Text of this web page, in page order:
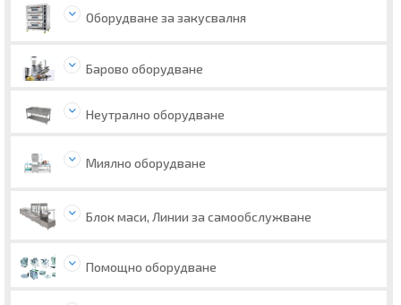
Оборудване за закусвалня
Барово оборудване
Неутрално оборудване
Миялно оборудване
Блок маси, Линии за самообслужване
Помощно оборудване